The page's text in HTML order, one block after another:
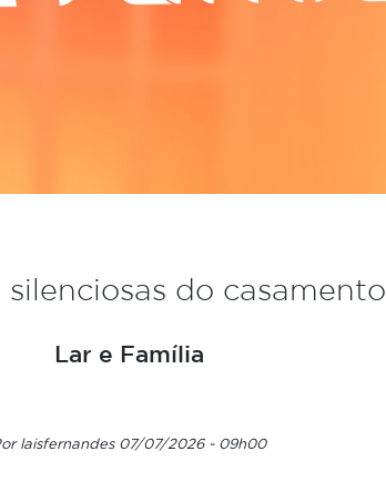
silenciosas do casamento
Lar e Família
laisfernandes 07/07/2026 - 09h00